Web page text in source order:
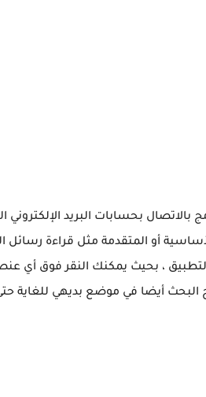
بالاتصال بحسابات البريد الإلكتروني
أو المتقدمة مثل قراءة رسائل
التطبيق ، بحيث يمكنك النقر فوق أي
البحث أيضا في موضع بديهي للغاية